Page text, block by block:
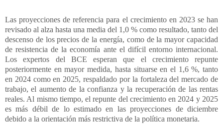
Las proyecciones de referencia para el crecimiento en 2023 se han
revisado al alza hasta una media del 1,0 % como resultado, tanto del
descenso de los precios de la energía, como de la mayor capacidad
de resistencia de la economía ante el difícil entorno internacional.
Los expertos del BCE esperan que el crecimiento repunte
posteriormente en mayor medida, hasta situarse en el 1,6 %, tanto
en 2024 como en 2025, respaldado por la fortaleza del mercado de
trabajo, el aumento de la confianza y la recuperación de las rentas
reales. Al mismo tiempo, el repunte del crecimiento en 2024 y 2025
es más débil de lo estimado en las proyecciones de diciembre
debido a la orientación más restrictiva de la política monetaria.